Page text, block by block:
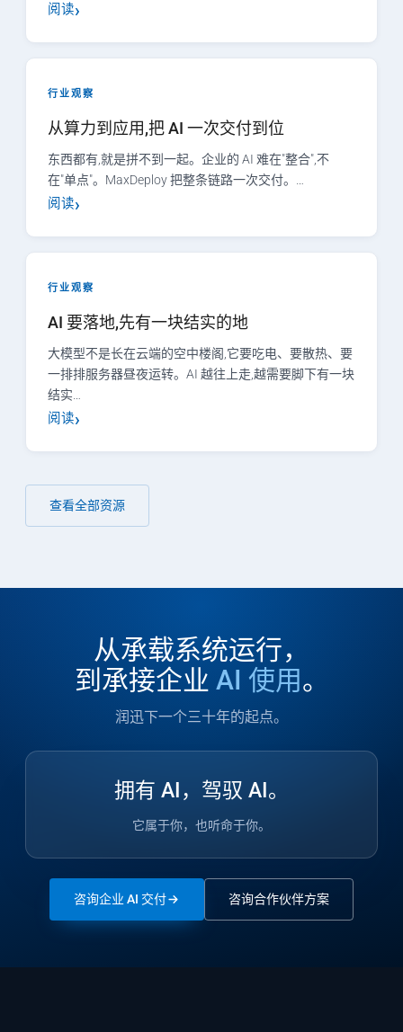
阅读
行业观察
从算力到应用,把 AI 一次交付到位
东西都有,就是拼不到一起。企业的 AI 难在"整合",不
在"单点"。MaxDeploy 把整条链路一次交付。…
阅读
行业观察
AI 要落地,先有一块结实的地
大模型不是长在云端的空中楼阁,它要吃电、要散热、要
一排排服务器昼夜运转。AI 越往上走,越需要脚下有一块
结实…
阅读
查看全部资源
从承载系统运行，
到承接企业 AI 使用。
润迅下一个三十年的起点。
拥有 AI，驾驭 AI。
它属于你，也听命于你。
咨询企业 AI 交付 咨询合作伙伴方案